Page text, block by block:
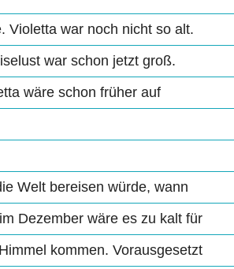
Violetta war noch nicht so alt.
war schon jetzt groß.
wäre schon früher auf
Welt bereisen würde, wann
Dezember wäre es zu kalt für
kommen. Vorausgesetzt